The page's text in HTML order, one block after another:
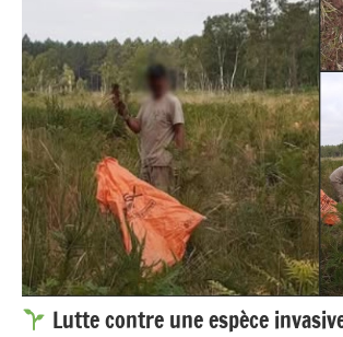
Lutte contre une espèce